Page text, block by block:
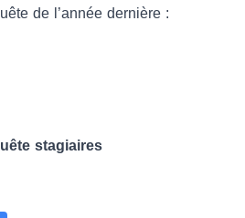
de l’année dernière :
stagiaires